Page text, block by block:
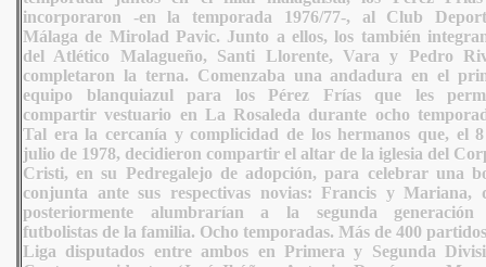
incorporaron -en la temporada 1976/77-, al Club
Málaga de Mirolad Pavic. Junto a ellos, los también
del Atlético Malagueño, Santi Llorente, Vara y Pedro
completaron la terna. Comenzaba una andadura en el
equipo blanquiazul para los Pérez Frías que les
compartir vestuario en La Rosaleda durante ocho
Tal era la cercanía y complicidad de los hermanos que, el
julio de 1978, decidieron compartir el altar de la iglesia del
Cristi, en su Pedregalejo de adopción, para celebrar una
conjunta ante sus respectivas novias: Francis y Mariana,
posteriormente alumbrarían a la segunda generación
futbolistas de la familia. Ocho temporadas. Más de 400
Liga disputados entre ambos en Primera y Segunda